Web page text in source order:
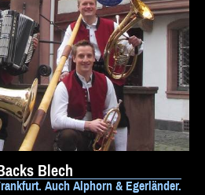
Blech
Auch Alphorn & Egerländer.